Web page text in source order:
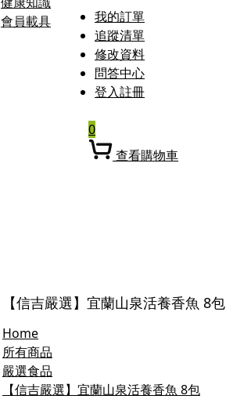
會員載具
我的訂單
追蹤清單
修改資料
問答中心
登入註冊
0
查看購物車
【信吉嚴選】宜蘭山泉活養香魚 8包
Home
所有商品
嚴選食品
【信吉嚴選】宜蘭山泉活養香魚 8包